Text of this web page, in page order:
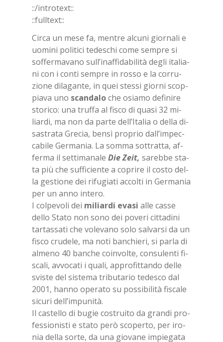
::/in­tro­text::
::full­text::
Cir­ca un mese fa, men­tre al­cu­ni gior­na­li e
uo­mi­ni po­li­ti­ci te­de­schi come sem­pre si
sof­fer­ma­va­no sul­l’i­naf­fi­da­bi­li­tà de­gli ita­lia­
ni con i con­ti sem­pre in ros­so e la cor­ru­
zio­ne di­la­gan­te, in quei stes­si gior­ni scop­
pia­va uno scan­da­loche osia­mo de­fi­ni­re
sto­ri­co: una truf­fa al fi­sco di qua­si 32 mi­
liar­di, ma non da par­te del­l’I­ta­lia o del­la di­
sa­stra­ta Gre­cia, ben­sì pro­prio dal­l’im­pec­
ca­bi­le Ger­ma­nia. La som­ma sot­trat­ta, af­
fer­ma il set­ti­ma­na­le Die Zeit, sa­reb­be sta­
ta più che suf­fi­cien­te a co­pri­re il co­sto del­
la ge­stio­ne dei ri­fu­gia­ti ac­col­ti in Ger­ma­nia
per un anno in­te­ro.
I col­pe­vo­li dei mi­liar­di eva­si alle cas­se
del­lo Sta­to non sono dei po­ve­ri cit­ta­di­ni
tar­tas­sa­ti che vo­le­va­no solo sal­var­si da un
fi­sco cru­de­le, ma noti ban­chie­ri, si par­la di
al­me­no 40 ban­che coin­vol­te, con­su­len­ti fi­
sca­li, av­vo­ca­ti i qua­li, ap­pro­fit­tan­do del­le
svi­ste del si­ste­ma tri­bu­ta­rio te­de­sco dal
2001, han­no ope­ra­to su pos­si­bi­li­tà fi­sca­le
si­cu­ri del­l’im­pu­ni­tà.
Il ca­stel­lo di bu­gie co­strui­to da gran­di pro­
fes­sio­ni­sti e sta­to però sco­per­to, per iro­
nia del­la sor­te, da una gio­va­ne im­pie­ga­ta